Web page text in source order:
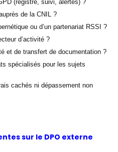
(registre, suivi, alertes) ?
de la CNIL ?
ou d’un partenariat RSSI ?
d’activité ?
et de transfert de documentation ?
spécialisés pour les sujets
cachés ni dépassement non
sur le DPO externe